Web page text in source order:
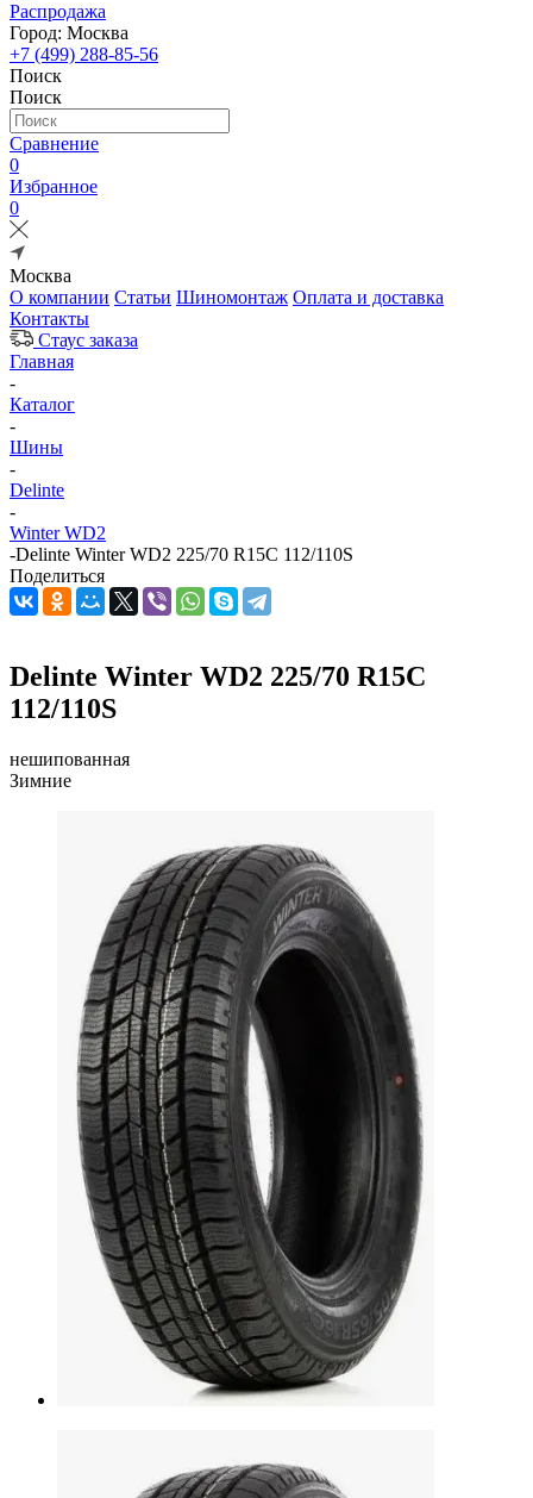
Распродажа
Город: Москва
+7 (499) 288-85-56
Поиск
Поиск
Сравнение
0
Избранное
0
Москва
О компании Статьи Шиномонтаж Оплата и доставка
Контакты
Стаус заказа
Главная
-
Каталог
-
Шины
-
Delinte
-
Winter WD2
-Delinte Winter WD2 225/70 R15C 112/110S
Поделиться
Delinte Winter WD2 225/70 R15C
112/110S
нешипованная
Зимние